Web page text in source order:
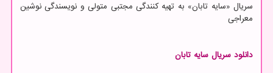
سریال «سایه تابان» به تهیه کنندگی مجتبی متولی و نویسندگی نوشین
معراجی
دانلود سریال سایه تابان